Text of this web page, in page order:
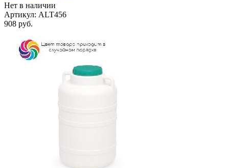
Нет в наличии
Артикул: ALT456
908 руб.